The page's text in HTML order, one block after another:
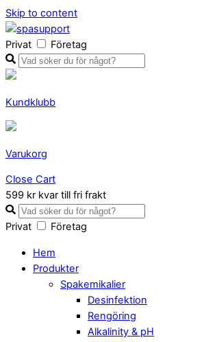
Skip to content
Privat Företag
Kundklubb
Varukorg
Close Cart
599 kr kvar till fri frakt
Privat Företag
Hem
Produkter
Spakemikalier
Desinfektion
Rengöring
Alkalinity & pH